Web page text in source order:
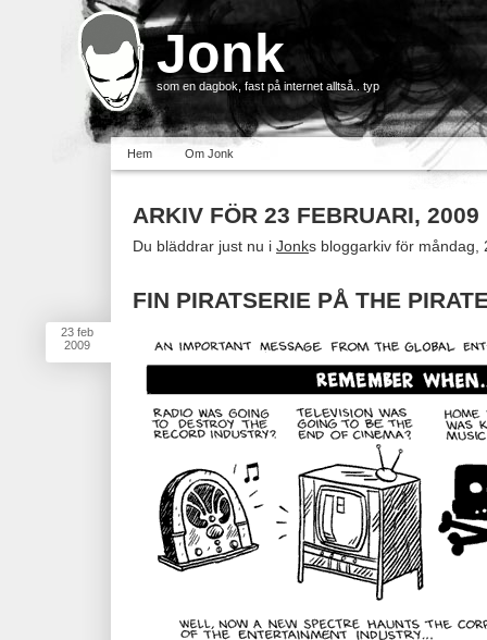
Jonk
som en dagbok, fast på internet alltså.. typ
Hem Om Jonk
ARKIV FÖR 23 FEBRUARI, 2009
Du bläddrar just nu i Jonks bloggarkiv för måndag,
23 feb
2009
FIN PIRATSERIE PÅ THE